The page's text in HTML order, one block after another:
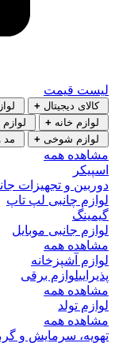
لیست قیمت
کالای دیجیتال +
لوازم خانه +
لوازم شوخی + مد
مشاهده همه
اسپیکر
دوربین و تجهیزات
لوازم چانبی لپ تاپ
گیمینگ
لوازم جانبی موبایل
مشاهده همه
لوازم آشپزخانه
پذیراییلوازم برقی
مشاهده همه
لوازم تولد
مشاهده همه
تهویه، سرمایش و